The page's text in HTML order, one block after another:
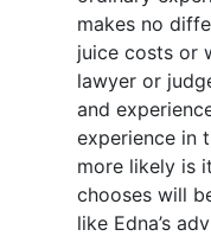
makes no
juice costs or
lawyer or
and
experience in
more likely is
chooses will
like Edna’s